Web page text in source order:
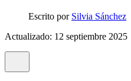
Escrito por Silvia Sánchez
Actualizado: 12 septiembre 2025